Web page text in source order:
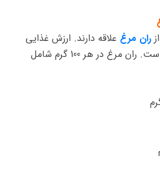
ران مرغ علاقه دارند. ارزش غذایی
این قسمت از مرغ بالا است. ران مرغ در هر 100 گرم شامل